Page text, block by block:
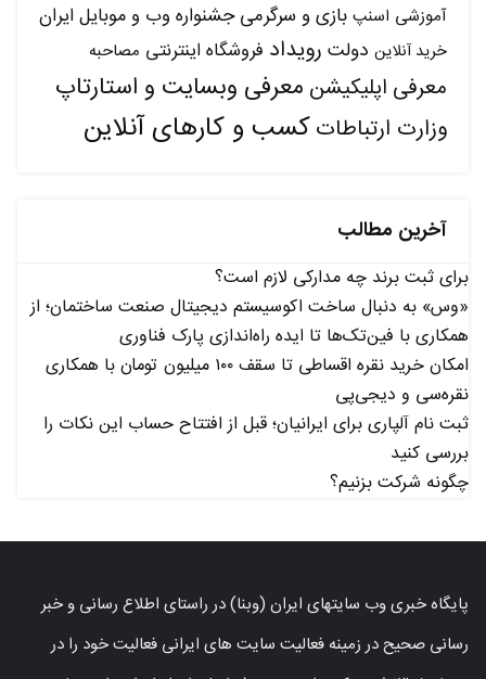
آموزشی اسنپ بازی و سرگرمی جشنواره وب و موبایل ایران
خرید آنلاین دولت رویداد فروشگاه اینترنتی مصاحبه
معرفی اپلیکیشن معرفی وبسایت و استارتاپ
وزارت ارتباطاتکسب و کارهای آنلاین
آخرین مطالب
برای ثبت برند چه مدارکی لازم است؟
«وس» به دنبال ساخت اکوسیستم دیجیتال صنعت ساختمان؛ از
همکاری با فین‌تک‌ها تا ایده راه‌اندازی پارک فناوری
امکان خرید نقره اقساطی تا سقف ۱۰۰ میلیون تومان با همکاری
نقره‌سی و دیجی‌پی
ثبت نام آلپاری برای ایرانیان؛ قبل از افتتاح حساب این نکات را
بررسی کنید
چگونه شرکت بزنیم؟
پایگاه خبری وب سایتهای ایران (وبنا) در راستای اطلاع رسانی و خبر
رسانی صحیح در زمینه فعالیت سایت های ایرانی فعالیت خود را در